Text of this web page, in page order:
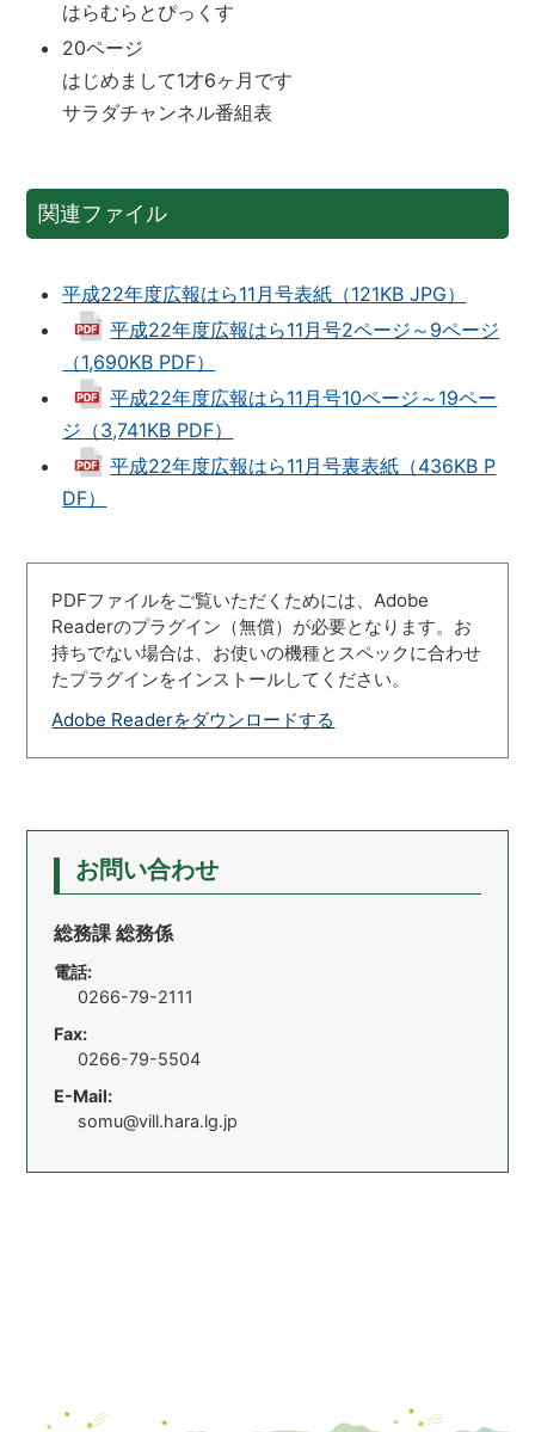
はらむらとぴっくす
20ページ
はじめまして1才6ヶ月です
サラダチャンネル番組表
関連ファイル
平成22年度広報はら11月号表紙（121KB JPG）
平成22年度広報はら11月号2ページ～9ページ
（1,690KB PDF）
平成22年度広報はら11月号10ページ～19ペー
ジ（3,741KB PDF）
平成22年度広報はら11月号裏表紙（436KB P
DF）
PDFファイルをご覧いただくためには、Adobe
Readerのプラグイン（無償）が必要となります。お
持ちでない場合は、お使いの機種とスペックに合わせ
たプラグインをインストールしてください。
Adobe Readerをダウンロードする
お問い合わせ
総務課 総務係
電話:
0266-79-2111
Fax:
0266-79-5504
E-Mail:
somu@vill.hara.lg.jp